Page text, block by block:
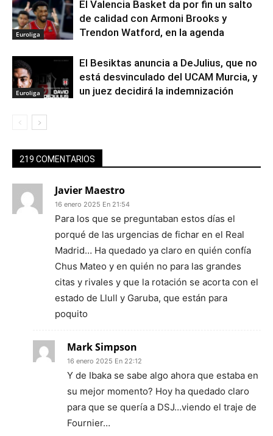
Euroliga
El Valencia Basket da por fin un salto
de calidad con Armoni Brooks y
Trendon Watford, en la agenda
Euroliga
El Besiktas anuncia a DeJulius, que no
está desvinculado del UCAM Murcia, y
un juez decidirá la indemnización
219 COMENTARIOS
Javier Maestro
16 enero 2025 En 21:54
Para los que se preguntaban estos días el
porqué de las urgencias de fichar en el Real
Madrid… Ha quedado ya claro en quién confía
Chus Mateo y en quién no para las grandes
citas y rivales y que la rotación se acorta con el
estado de Llull y Garuba, que están para
poquito
Mark Simpson
16 enero 2025 En 22:12
Y de Ibaka se sabe algo ahora que estaba en
su mejor momento? Hoy ha quedado claro
para que se quería a DSJ…viendo el traje de
Fournier…